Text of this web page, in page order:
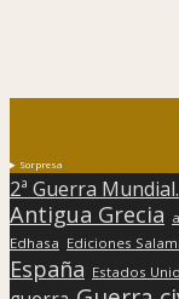
Sorpresa
2ª Guerra Mundial.
Antigua Grecia
Edhasa Ediciones
España Estados